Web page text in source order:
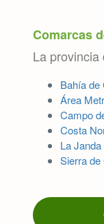
Comarcas
La
Bahía de
Área
Campo
Costa
La Janda
Sierra de